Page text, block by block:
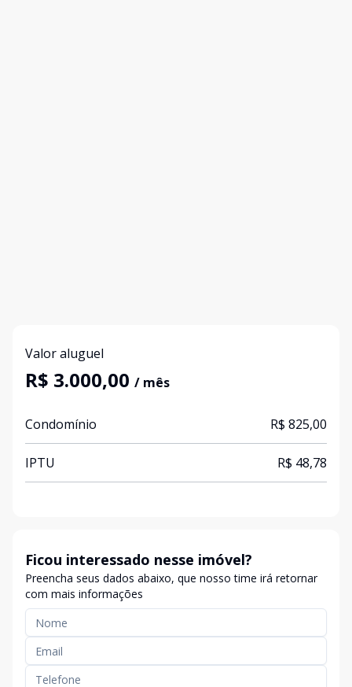
Valor aluguel
R$ 3.000,00 / mês
Condomínio R$ 825,00
IPTU R$ 48,78
Ficou interessado nesse imóvel?
Preencha seus dados abaixo, que nosso time irá retornar
com mais informações